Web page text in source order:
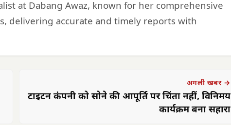
at Dabang Awaz, known for her comprehensive
delivering accurate and timely reports with
अगली खबर →
टाइटन कंपनी को सोने की आपूर्ति पर चिंता नहीं, विनिमय
कार्यक्रम बना सहारा